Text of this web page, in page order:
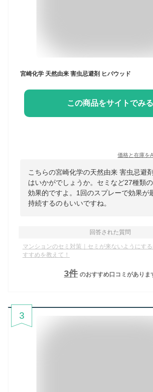
宮崎化学 天然由来 害虫忌避剤 ヒバウッド
この商品をサイトでみる
価格と在庫を
こちらの宮崎化学の天然由来 害虫忌避
はいかがでしょうか。セミなど27種類
効果的ですよ。1回のスプレーで効果が
持続するのもいいですね。
回答された質問
マンションのセミ対策｜セミが来ないようにす
すすめを教えて！
3件 のおすすめ口コミがありま
3